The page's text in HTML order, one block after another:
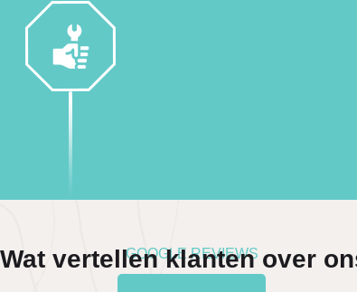
GOOGLE REVIEWS
Wat vertellen klanten over